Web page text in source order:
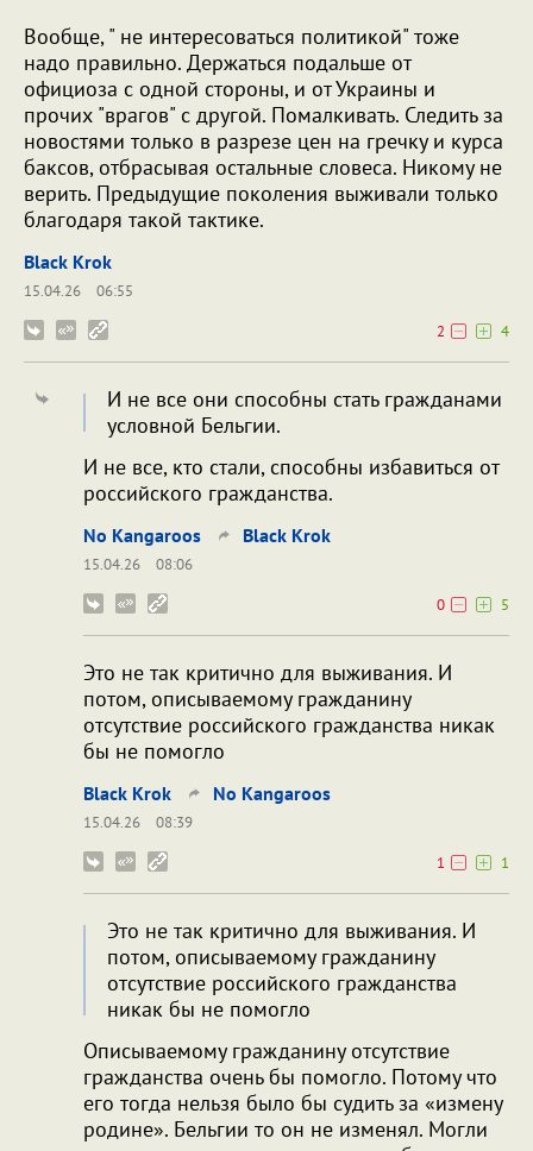
Вообще, " не интересоваться политикой" тоже
надо правильно. Держаться подальше от
официоза с одной стороны, и от Украины и
прочих "врагов" с другой. Помалкивать. Следить за
новостями только в разрезе цен на гречку и курса
баксов, отбрасывая остальные словеса. Никому не
верить. Предыдущие поколения выживали только
благодаря такой тактике.
Black Krok
15.04.26
06:55
2
4
И не все они способны стать гражданами
условной Бельгии.
И не все, кто стали, способны избавиться от
российского гражданства.
No Kangaroos Black Krok
15.04.26
08:06
0
5
Это не так критично для выживания. И
потом, описываемому гражданину
отсутствие российского гражданства никак
бы не помогло
Black Krok No Kangaroos
15.04.26
08:39
1
1
Это не так критично для выживания. И
потом, описываемому гражданину
отсутствие российского гражданства
никак бы не помогло
Описываемому гражданину отсутствие
гражданства очень бы помогло. Потому что
его тогда нельзя было бы судить за «измену
родине». Бельгии то он не изменял. Могли